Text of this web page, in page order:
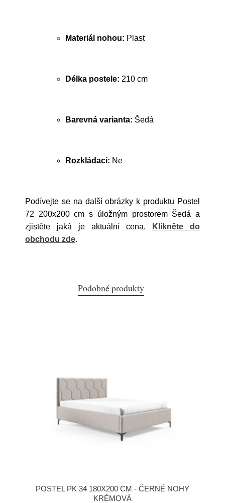
Materiál nohou: Plast
Délka postele: 210 cm
Barevná varianta: Šedá
Rozkládací: Ne
Podívejte se na další obrázky k produktu Postel
72 200x200 cm s úložným prostorem Šedá a
zjistěte jaká je aktuální cena.
Klikněte do
obchodu zde.
Podobné produkty
POSTEL PK 34 180X200 CM - ČERNÉ NOHY
KRÉMOVÁ